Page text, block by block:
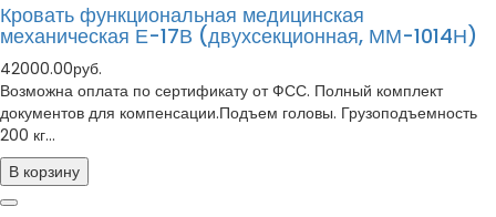
Кровать функциональная медицинская
механическая Е-17В (двухсекционная, ММ-1014Н)
42000.00руб.
Возможна оплата по сертификату от ФСС. Полный комплект
документов для компенсации.Подъем головы. Грузоподъемность
200 кг...
В корзину